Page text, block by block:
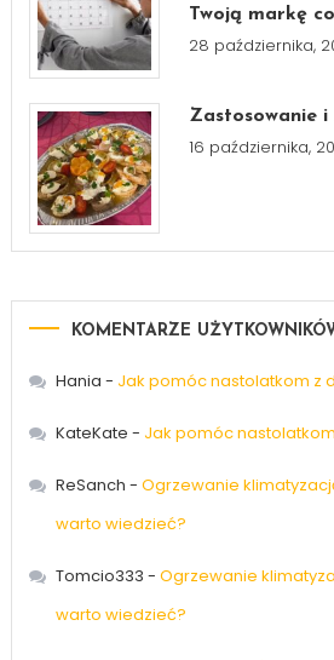
Twoją markę
28 października,
Zastosowanie
16 października,
KOMENTARZE
Hania - Jak pomóc nastolatkom z
KateKate - Jak pomóc
ReSanch - Ogrzewanie
warto wiedzieć?
Tomcio333 - Ogrzewanie
warto wiedzieć?